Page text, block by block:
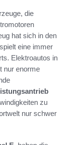
die
hat sich in den
eine immer
Elektroautos in
nur enorme
zu
nur schwer